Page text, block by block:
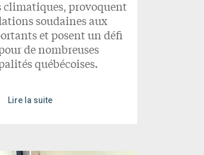
climatiques, provoquent
soudaines aux
et posent un défi
de nombreuses
québécoises.
Lire la suite